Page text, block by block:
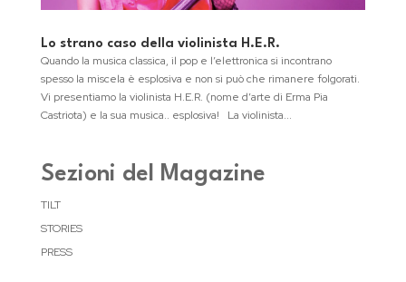
Lo strano caso della violinista H.E.R.
Quando la musica classica, il pop e l’elettronica si incontrano
spesso la miscela è esplosiva e non si può che rimanere folgorati.
Vi presentiamo la violinista H.E.R. (nome d’arte di Erma Pia
Castriota) e la sua musica.. esplosiva! La violinista...
Sezioni del Magazine
TILT
STORIES
PRESS